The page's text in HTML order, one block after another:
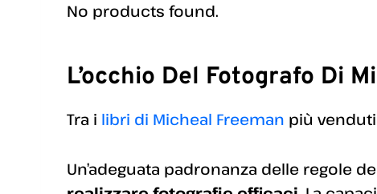
No products found.
L’occhio Del Fotografo Di
Tra i libri di Micheal Freeman più
Un’adeguata padronanza delle regole